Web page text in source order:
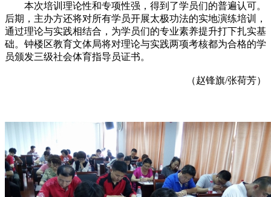
本次培训理论性和专项性强，得到了学员们的普遍认可。
后期，主办方还将对所有学员开展太极功法的实地演练培训，
通过理论与实践相结合，为学员们的专业素养提升打下扎实基
础。钟楼区教育文体局将对理论与实践两项考核都为合格的学
员颁发三级社会体育指导员证书。
（赵锋旗/张荷芳）